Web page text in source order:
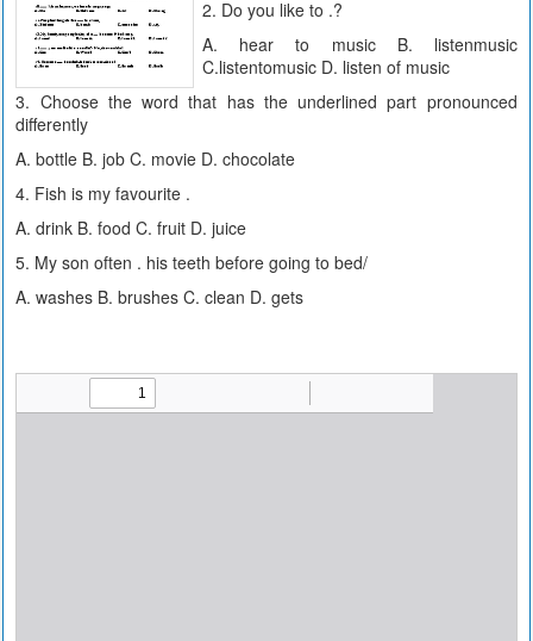
2. Do you like to .?
A. hear to music B. listenmusic
C.listentomusic D. listen of music
3. Choose the word that has the underlined part pronounced
differently
A. bottle B. job C. movie D. chocolate
4. Fish is my favourite .
A. drink B. food C. fruit D. juice
5. My son often . his teeth before going to bed/
A. washes B. brushes C. clean D. gets